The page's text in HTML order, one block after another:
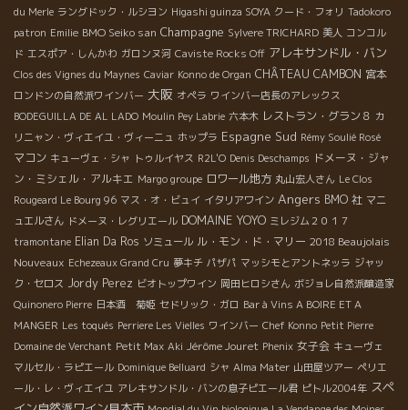
du Merle ラングドック・ルシヨン Higashi guinza SOYA クード・フォリ Tadokoro
patron Emilie BMO Seiko san Champagne Sylvere TRICHARD 美人 コンコル
ド エスポア・しんかわ ガロンヌ河 Caviste Rocks Off アレキサンドル・バン
Clos des Vignes du Maynes Caviar Konno de Organ CHÂTEAU CAMBON 宮本
ロンドンの自然派ワインバー 大阪 オペラ ワインバー店長のアレックス
BODEGUILLA DE AL LADO Moulin Pey Labrie 六本木 レストラン・グラン８ カ
リニャン・ヴィエイユ・ヴィーニュ ホップラ Espagne Sud Rémy Soulié Rosé
マコン キューヴェ・シャ トゥルイヤス R2L'O Denis Deschamps ドメーヌ・ジャ
ン・ミシェル・アルキエ Margo groupe ロワール地方 丸山宏人さん Le Clos
Rougeard Le Bourg 96 マス・オ・ビュイ イタリアワイン Angers BMO 社 マニ
ュエルさん ドメーヌ・レグリエール DOMAINE YOYO ミレジム２０１７
tramontane Elian Da Ros ソミュール ル・モン・ド・マリー 2018 Beaujolais
Nouveaux Echezeaux Grand Cru 夢キチ パザパ マッシモとアントネッラ ジャッ
ク・セロス Jordy Perez ビオトップワイン 岡田ヒロシさん ボジョレ自然派醸造家
Quinonero Pierre 日本酒 菊姫 セドリック・ガロ Bar à Vins A BOIRE ET A
MANGER Les toqués Perriere Les Vielles ワインバー Chef Konno Petit Pierre
Domaine de Verchant Petit Max Aki Jérôme Jouret Phenix 女子会 キューヴェ
マルセル・ラピエール Dominique Belluard シャ Alma Mater 山田屋ツアー ペリエ
ール・レ・ヴィエイユ アレキサンドル・バンの息子ピエール君 ピトル2004年 スペ